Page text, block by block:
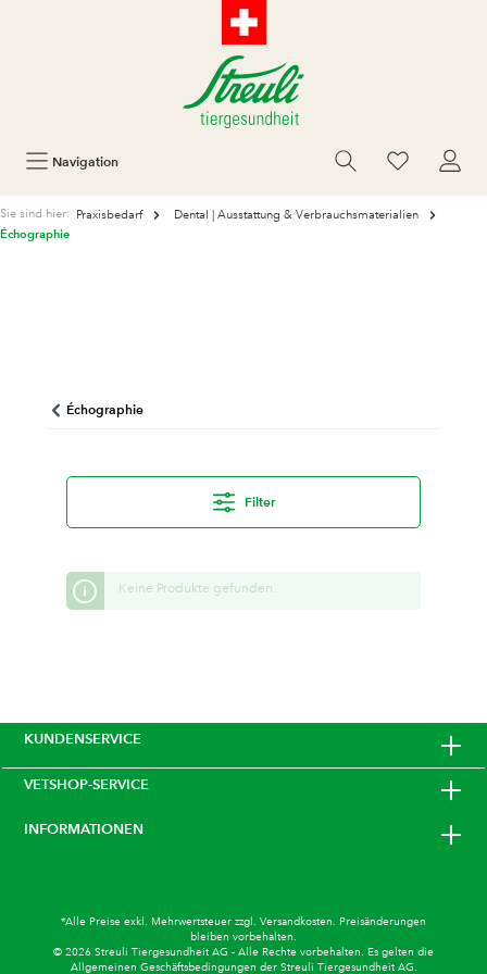
Navigation
Sie sind hier: Praxisbedarf
Dental | Ausstattung & Verbrauchsmaterialien
Échographie
Échographie
Filter
Keine Produkte gefunden.
KUNDENSERVICE
VETSHOP-SERVICE
INFORMATIONEN
*Alle Preise exkl. Mehrwertsteuer zzgl. Versandkosten. Preisänderungen
bleiben vorbehalten.
© 2026 Streuli Tiergesundheit AG - Alle Rechte vorbehalten. Es gelten die
Allgemeinen Geschäftsbedingungen der Streuli Tiergesundheit AG.